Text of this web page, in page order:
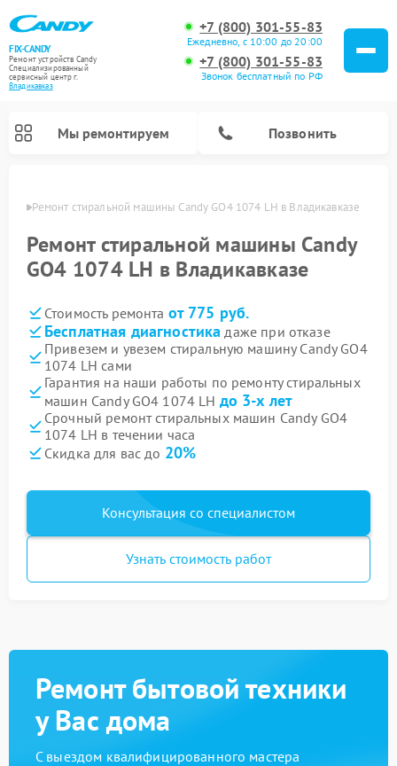
FIX-CANDY
Ремонт устройств Candy
Специализированный
cервисный центр г.
Владикавказ
+7 (800) 301-55-83
Ежедневно, с 10:00 до 20:00
+7 (800) 301-55-83
Звонок бесплатный по РФ
Мы ремонтируем Позвонить
Ремонт стиральной машины Candy GO4 1074 LH в Владикавказе
Ремонт стиральной машины Candy
GO4 1074 LH в Владикавказе
Стоимость ремонта от 775 руб.
Бесплатная диагностика даже при отказе
Привезем и увезем стиральную машину Candy GO4
1074 LH сами
Гарантия на наши работы по ремонту стиральных
машин Candy GO4 1074 LH до 3-х лет
Срочный ремонт стиральных машин Candy GO4
1074 LH в течении часа
Скидка для вас до 20%
Консультация со специалистом
Узнать стоимость работ
Ремонт бытовой техники
у Вас дома
С выездом квалифицированного мастера